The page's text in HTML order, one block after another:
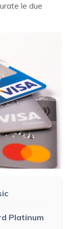
le due
Platinum